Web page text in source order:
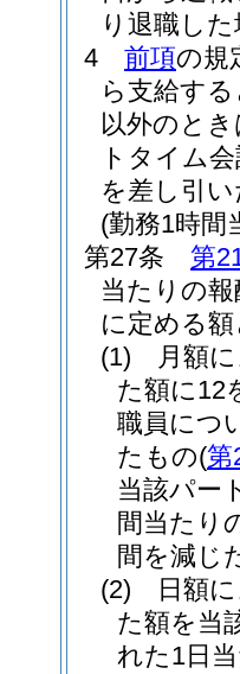
り退職し
4
前項の規
ら支給す
以外のと
トタイム
を差し引
(勤務1時間
第27条
第
当たりの
に定める
(1)
月額
た額に12
職員につ
たもの(第
当該パー
間当たり
間を減じ
(2)
日額
た額を当
れた1日